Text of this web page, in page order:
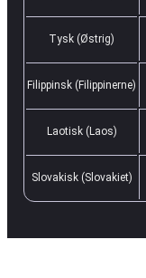
Tysk (Østrig)
Filippinsk (Filippinerne)
Laotisk (Laos)
Slovakisk (Slovakiet)